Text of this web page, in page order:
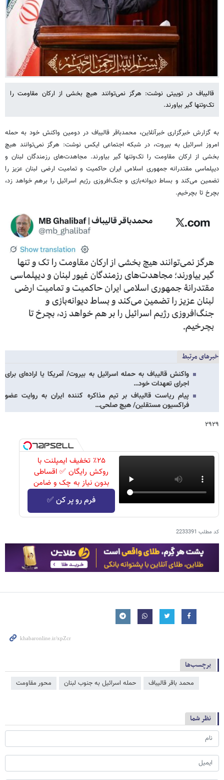
قالیباف‌ در توییتی نوشت: هرگز نمی‌توانند هیچ بخشی از ارکان مقاومت را
تک‌وتنها گیر بیاورند.
به گزارش خبرگزاری خبرآنلاین، محمدباقر قالیباف در دومین واکنش خود به حمله
امروز اسرائیل به بیروت، در شبکه اجتماعی ایکس نوشت: هرگز نمی‌توانند هیچ
بخشی از ارکان مقاومت را تک‌وتنها گیر بیاورند. مجاهدت‌های رزمندگان لبنان و
دیپلماسی مقتدرانه جمهوری اسلامی ایران حاکمیت و تمامیت ارضی لبنان عزیز را
تضمین می‌کند و بساط دیوانه‌بازی و جنگ‌افروزی رژیم اسرائیل را برهم خواهد زد،
بچرخ تا بچرخیم.
خبرهای مرتبط
واکنش قالیباف به حمله اسرائیل به بیروت/ آمریکا یا اراده‌ای برای
اجرای تعهدات خود…
پیام ریاست قالیباف بر تیم مذاکره کننده ایران به روایت عضو
فراکسیون مستقلین/ هیچ صلحی…
۲۹۲۹
٪۲۵ تخفیف ایمپلنت با
روکش رایگان ✅ اقساطی
بدون نیاز به چک و ضامن
فرم رو پر کن ✅
کد مطلب 2233391
برچسب‌ها
محمد باقر قالیباف حمله اسرائیل به جنوب لبنان محور مقاومت
نظر شما